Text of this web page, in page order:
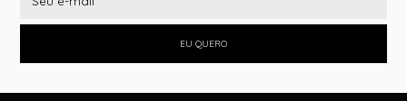
EU QUERO